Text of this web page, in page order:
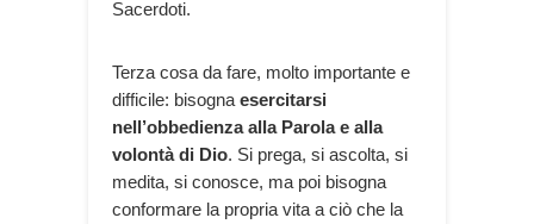
Sacerdoti.
Terza cosa da fare, molto importante e
difficile: bisogna esercitarsi
nell’obbedienza alla Parola e alla
volontà di Dio. Si prega, si ascolta, si
medita, si conosce, ma poi bisogna
conformare la propria vita a ciò che la